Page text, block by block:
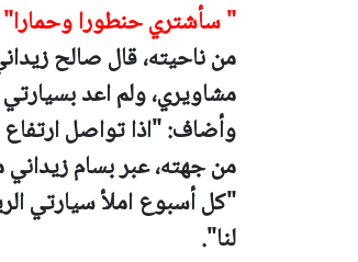
" سأشتري حنطورا وحمارا"
من ناحيته، قال صالح
مشاويري، ولم اعد
وأضاف: "اذا تواصل
من جهته، عبر بسام زيداني
لنا".